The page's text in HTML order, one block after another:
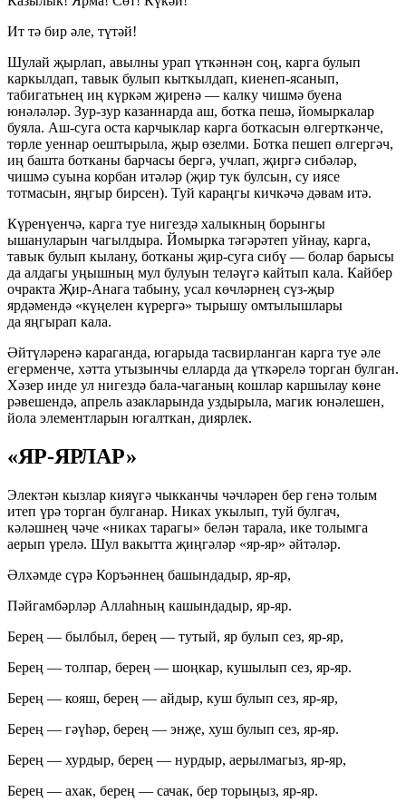
Ит тә бир әле, түтәй!
Шулай җырлап, авылны урап үткәннән соң, карга булып
каркылдап, тавык булып кыткылдап, киенеп-ясанып,
табигатьнең иң күркәм җиренә — калку чишмә буена
юнәләләр. Зур-зур казаннарда аш, ботка пешә, йомыркалар
буяла. Аш-суга оста карчыклар карга боткасын өлгерткәнче,
төрле уеннар оештырыла, җыр өзелми. Ботка пешеп өлгергәч,
иң башта ботканы барчасы бергә, учлап, җиргә сибәләр,
чишмә суына корбан итәләр (җир тук булсын, су иясе
тотмасын, яңгыр бирсен). Туй караңгы кичкәчә дәвам итә.
Күренүенчә, карга туе нигездә халыкның борынгы
ышануларын чагылдыра. Йомырка тәгәрәтеп уйнау, карга,
тавык булып кылану, ботканы җир-суга сибү — болар барысы
да алдагы уңышның мул булуын теләүгә кайтып кала. Кайбер
очракта Җир-Анага табыну, усал көчләрнең сүз-җыр
ярдәмендә «күңелен күрергә» тырышу омтылышлары
да яңгырап кала.
Әйтүләренә караганда, югарыда тасвирланган карга туе әле
егерменче, хәтта утызынчы елларда да үткәрелә торган булган.
Хәзер инде ул нигездә бала-чаганың кошлар каршылау көне
рәвешендә, апрель азакларында уздырыла, магик юнәлешен,
йола элементларын югалткан, диярлек.
«ЯР-ЯРЛАР»
Электән кызлар кияүгә чыкканчы чәчләрен бер генә толым
итеп үрә торган булганар. Никах укылып, туй булгач,
кәләшнең чәче «никах тарагы» белән тарала, ике толымга
аерып үрелә. Шул вакытта җиңгәләр «яр-яр» әйтәләр.
Әлхәмде сүрә Коръәннең башындадыр, яр-яр,
Пәйгамбәрләр Аллаһның кашындадыр, яр-яр.
Берең — былбыл, берең — тутый, яр булып сез, яр-яр,
Берең — толпар, берең — шоңкар, кушылып сез, яр-яр.
Берең — кояш, берең — айдыр, куш булып сез, яр-яр,
Берең — гәүһәр, берең — энҗе, хуш булып сез, яр-яр.
Берең — хурдыр, берең — нурдыр, аерылмагыз, яр-яр,
Берең — ахак, берең — сачак, бер торыңыз, яр-яр.